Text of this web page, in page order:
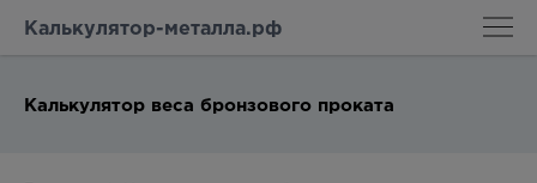
Калькулятор-металла.рф
Калькулятор веса бронзового проката